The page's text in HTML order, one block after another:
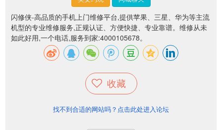
闪修侠-高品质的手机上门维修平台,提供苹果、三星、华为等主流
机型的专业维修服务,正规认证、方便快捷、专业靠谱。维修从未
如此好用,一个电话,服务到家:4000105678。
收藏
找不到合适的网站吗？点击此处进入论坛